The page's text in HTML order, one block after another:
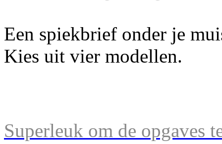
Een spiekbrief onder je
Kies uit vier modellen.
Superleuk om de opgaves